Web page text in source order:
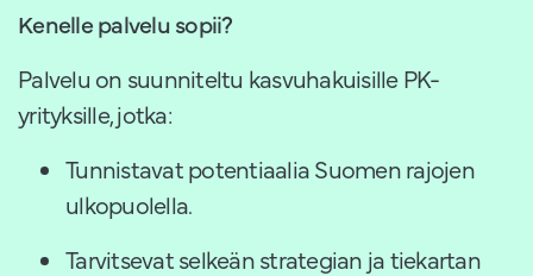
Kenelle palvelu sopii?
Palvelu on suunniteltu kasvuhakuisille PK-
yrityksille, jotka:
Tunnistavat potentiaalia Suomen rajojen
ulkopuolella.
Tarvitsevat selkeän strategian ja tiekartan